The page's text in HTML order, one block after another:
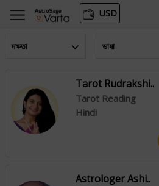
USD
দক্ষতা ভাষা
Tarot Rudrakshi..
Tarot Reading
Hindi
Astrologer Ashi..